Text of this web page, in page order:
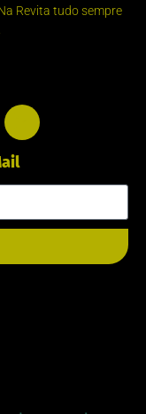
Revita tudo sempre